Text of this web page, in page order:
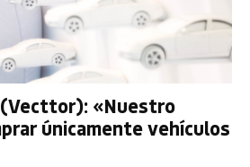
«Nuestro
únicamente vehículos